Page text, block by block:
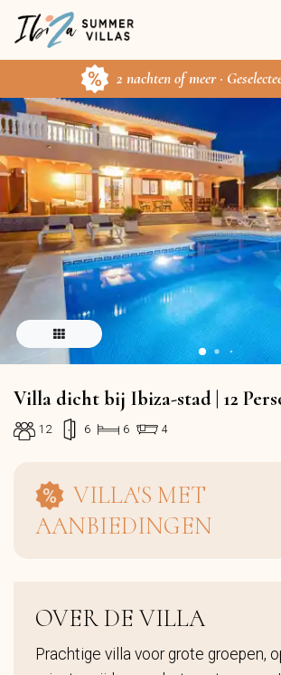
2 nachten of meer ·
Villa dicht bij Ibiza-stad | 12
12 6 6 4
VILLA'S MET
AANBIEDINGEN
OVER DE VILLA
Prachtige villa voor grote groepen,